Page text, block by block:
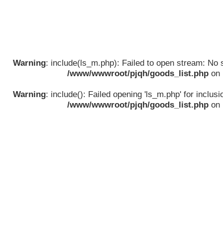
Warning: include(ls_m.php): Failed to open stream: No
/www/wwwroot/pjqh/goods_list.php on
Warning: include(): Failed opening 'ls_m.php' for
/www/wwwroot/pjqh/goods_list.php on